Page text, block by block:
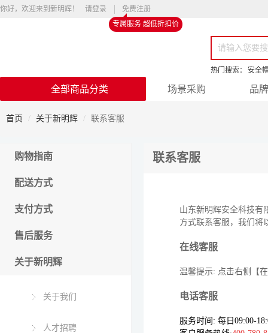
你好，欢迎来到新明辉！ 请登录
免费注册
专属服务 超低折扣价
热门搜索： 安全
全部商品分类 场景采购 品
首页 关于新明辉 联系客服
购物指南
配送方式
支付方式
售后服务
关于新明辉
关于我们
人才招聘
联系客服
山东新明辉安全科技有
方式联系客服，我们将
在线客服
温馨提示: 点击右侧【
电话客服
服务时间: 每日09:00-